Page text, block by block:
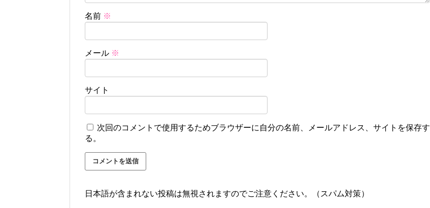
名前 ※
メール ※
サイト
次回のコメントで使用するためブラウザーに自分の名前、メールアドレス、サイトを保存す
る。
日本語が含まれない投稿は無視されますのでご注意ください。（スパム対策）